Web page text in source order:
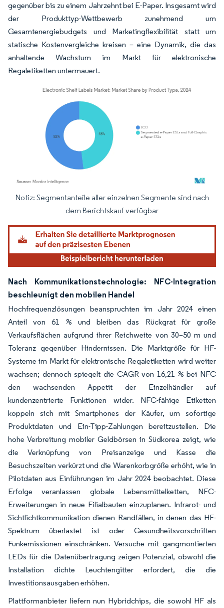
gegenüber bis zu einem Jahrzehnt bei E-Paper. Insgesamt wird
der Produkttyp-Wettbewerb zunehmend um
Gesamtenergiebudgets und Marketingflexibilität statt um
statische Kostenvergleiche kreisen – eine Dynamik, die das
anhaltende Wachstum im Markt für elektronische
Regaletiketten untermauert.
Bild © Mordor Intelligence. Wiederverwendung erfordert Namensnennung
Notiz: Segmentanteile aller einzelnen Segmente sind nach
dem Berichtskauf verfügbar
Nach Kommunikationstechnologie: NFC-Integration
beschleunigt den mobilen Handel
Hochfrequenzlösungen beanspruchten im Jahr 2024 einen
Anteil von 61 % und bleiben das Rückgrat für große
Verkaufsflächen aufgrund ihrer Reichweite von 30–50 m und
Toleranz gegenüber Hindernissen. Die Marktgröße für HF-
Systeme im Markt für elektronische Regaletiketten wird weiter
wachsen; dennoch spiegelt die CAGR von 16,21 % bei NFC
den wachsenden Appetit der Einzelhändler auf
kundenzentrierte Funktionen wider. NFC-fähige Etiketten
koppeln sich mit Smartphones der Käufer, um sofortige
Produktdaten und Ein-Tipp-Zahlungen bereitzustellen. Die
hohe Verbreitung mobiler Geldbörsen in Südkorea zeigt, wie
die Verknüpfung von Preisanzeige und Kasse die
Besuchszeiten verkürzt und die Warenkorbgröße erhöht, wie in
Pilotdaten aus Einführungen im Jahr 2024 beobachtet. Diese
Erfolge veranlassen globale Lebensmittelketten, NFC-
Erweiterungen in neue Filialbauten einzuplanen. Infrarot- und
Sichtlichtkommunikation dienen Randfällen, in denen das HF-
Spektrum überlastet ist oder Gesundheitsvorschriften
Funkemissionen einschränken. Versuche mit gangmontierten
LEDs für die Datenübertragung zeigen Potenzial, obwohl die
Installation dichte Leuchtengitter erfordert, die die
Investitionsausgaben erhöhen.
Plattformanbieter liefern nun Hybridchips, die sowohl HF als